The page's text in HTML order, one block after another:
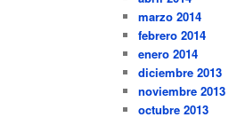
marzo 2014
febrero 2014
enero 2014
diciembre 2013
noviembre 2013
octubre 2013